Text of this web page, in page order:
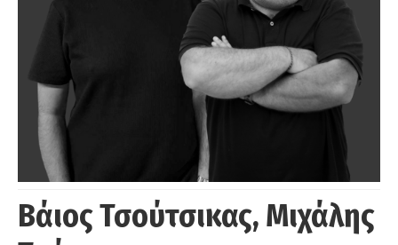
Βάιος Τσούτσικας, Μιχάλης